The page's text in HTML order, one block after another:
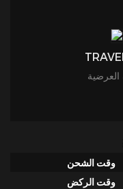
وقت الشحن
وقت الركض